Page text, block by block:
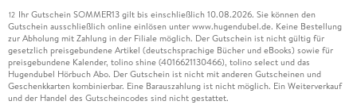
12 Ihr Gutschein SOMMER13 gilt bis einschließlich 10.08.2026. Sie können den
Gutschein ausschließlich online einlösen unter www.hugendubel.de. Keine Bestellung
zur Abholung mit Zahlung in der Filiale möglich. Der Gutschein ist nicht gültig für
gesetzlich preisgebundene Artikel (deutschsprachige Bücher und eBooks) sowie für
preisgebundene Kalender, tolino shine (4016621130466), tolino select und das
Hugendubel Hörbuch Abo. Der Gutschein ist nicht mit anderen Gutscheinen und
Geschenkkarten kombinierbar. Eine Barauszahlung ist nicht möglich. Ein Weiterverkauf
und der Handel des Gutscheincodes sind nicht gestattet.